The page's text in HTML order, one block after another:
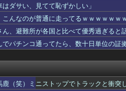
界が気付き始める Linuxの市場シェアが
Q「ライザ(ライザリン・シュタウト)ウ
女、水着グラビアが大迫力すぎる
チャ、討ち取られる
ロクでも周りから塩対応されてた可哀
たい」私「応援するよ」→ところが退
って設定いいよね…
が後輩にお姉ちゃん呼びさせてる…【
ラックのように扱え」→差別として問
ダサい、見てて恥ずかしい」
こんなのが普通に走ってるｗｗｗｗｗｗ
ん、避難所が各国と比べて優秀過ぎると
でパチンコ通ってたら、数十日単位の証
鹿（笑）ミニストップでトラックと衝突